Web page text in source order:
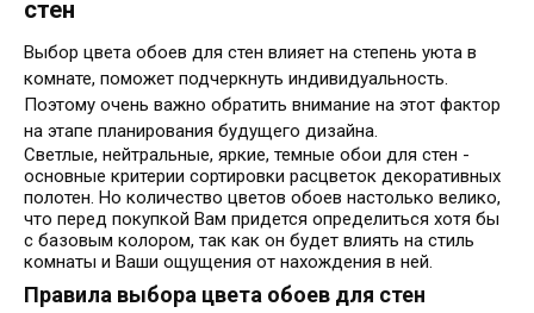
стен
Выбор цвета обоев для стен влияет на степень уюта в
комнате, поможет подчеркнуть индивидуальность.
Поэтому очень важно обратить внимание на этот фактор
на этапе планирования будущего дизайна.
Светлые, нейтральные, яркие, темные обои для стен -
основные критерии сортировки расцветок декоративных
полотен. Но количество цветов обоев настолько велико,
что перед покупкой Вам придется определиться хотя бы
с базовым колором, так как он будет влиять на стиль
комнаты и Ваши ощущения от нахождения в ней.
Правила выбора цвета обоев для стен